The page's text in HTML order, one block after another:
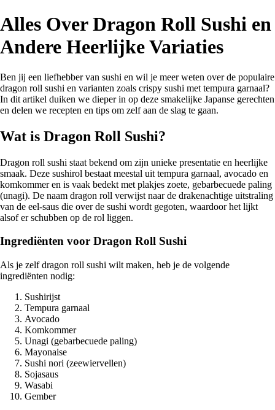
Alles Over Dragon Roll Sushi en
Andere Heerlijke Variaties
Ben jij een liefhebber van sushi en wil je meer weten over de populaire
dragon roll sushi en varianten zoals crispy sushi met tempura garnaal?
In dit artikel duiken we dieper in op deze smakelijke Japanse gerechten
en delen we recepten en tips om zelf aan de slag te gaan.
Wat is Dragon Roll Sushi?
Dragon roll sushi staat bekend om zijn unieke presentatie en heerlijke
smaak. Deze sushirol bestaat meestal uit tempura garnaal, avocado en
komkommer en is vaak bedekt met plakjes zoete, gebarbecuede paling
(unagi). De naam dragon roll verwijst naar de drakenachtige uitstraling
van de eel-saus die over de sushi wordt gegoten, waardoor het lijkt
alsof er schubben op de rol liggen.
Ingrediënten voor Dragon Roll Sushi
Als je zelf dragon roll sushi wilt maken, heb je de volgende
ingrediënten nodig:
Sushirijst
Tempura garnaal
Avocado
Komkommer
Unagi (gebarbecuede paling)
Mayonaise
Sushi nori (zeewiervellen)
Sojasaus
Wasabi
Gember